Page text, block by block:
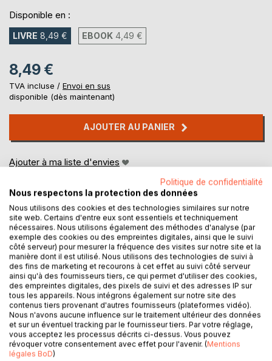
Disponible en :
LIVRE 8,49 € EBOOK 4,49 €
8,49 €
TVA incluse / Envoi en sus
disponible (dès maintenant)
AJOUTER AU PANIER
Ajouter à ma liste d'envies
DESCRIPTION
Le troisième opus de la franchise Kung Fu Panda a été un
grand succès. D'une parfaite esthétique, ce film plein
d'humour nous amène à nous poser des questions
philosophiques et spirituelles. Il est bien difficile de
répondre à la plus intrigante des interrogations : qui suis-je
Politique de confidentialité
Nous respectons la protection des données
Nous utilisons des cookies et des technologies similaires sur notre
site web. Certains d'entre eux sont essentiels et techniquement
nécessaires. Nous utilisons également des méthodes d'analyse (par
exemple des cookies ou des empreintes digitales, ainsi que le suivi
côté serveur) pour mesurer la fréquence des visites sur notre site et la
manière dont il est utilisé. Nous utilisons des technologies de suivi à
des fins de marketing et recourons à cet effet au suivi côté serveur
ainsi qu'à des fournisseurs tiers, ce qui permet d'utiliser des cookies,
des empreintes digitales, des pixels de suivi et des adresses IP sur
tous les appareils. Nous intégrons également sur notre site des
contenus tiers provenant d'autres fournisseurs (plateformes vidéo).
Nous n'avons aucune influence sur le traitement ultérieur des données
et sur un éventuel tracking par le fournisseur tiers. Par votre réglage,
vous acceptez les processus décrits ci-dessus. Vous pouvez
révoquer votre consentement avec effet pour l'avenir. (Mentions
légales BoD)